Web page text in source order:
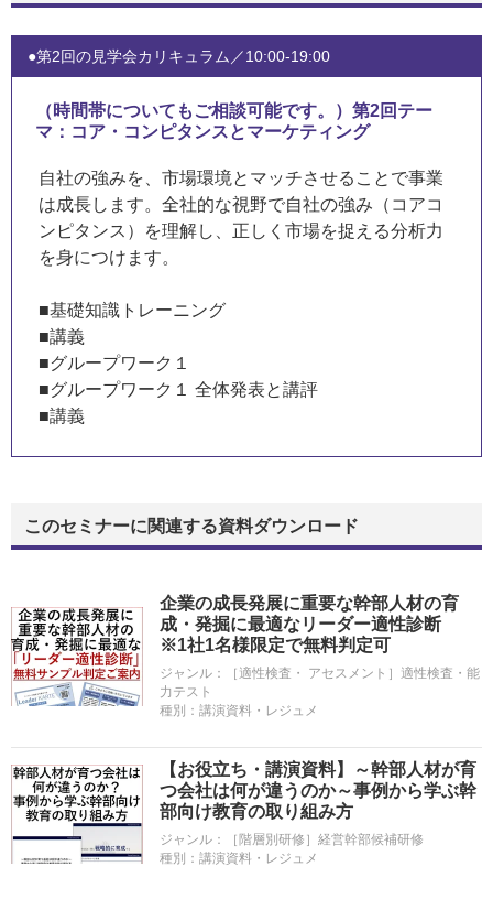
●第2回の見学会カリキュラム／10:00-19:00
（時間帯についてもご相談可能です。）第2回テー
マ：コア・コンピタンスとマーケティング
自社の強みを、市場環境とマッチさせることで事業
は成長します。全社的な視野で自社の強み（コアコ
ンピタンス）を理解し、正しく市場を捉える分析力
を身につけます。
■基礎知識トレーニング
■講義
■グループワーク１
■グループワーク１ 全体発表と講評
■講義
このセミナーに関連する資料ダウンロード
企業の成長発展に重要な幹部人材の育
成・発掘に最適なリーダー適性診断
※1社1名様限定で無料判定可
ジャンル：
［適性検査・ アセスメント］適性検査・能
力テスト
種別： 講演資料・レジュメ
【お役立ち・講演資料】～幹部人材が育
つ会社は何が違うのか～事例から学ぶ幹
部向け教育の取り組み方
ジャンル：
［階層別研修］経営幹部候補研修
種別： 講演資料・レジュメ